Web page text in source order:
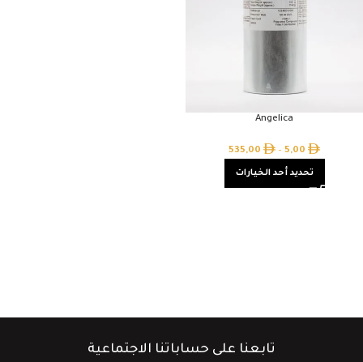
Angelica
5,00
–
535,00
تحديد أحد الخيارات
تابعنا على حساباتنا الاجتماعية